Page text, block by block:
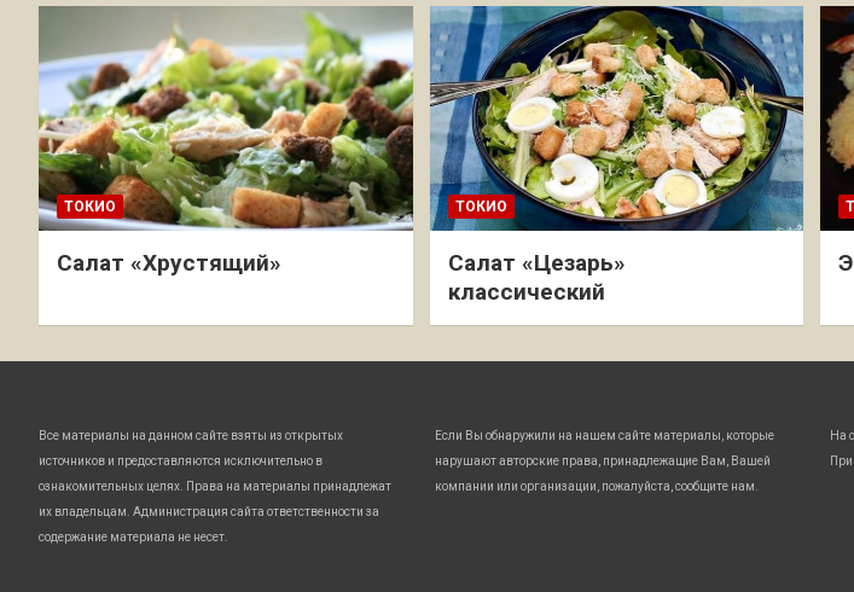
ТОКИО
Салат «Хрустящий»
ТОКИО
Салат «Цезарь»
классический
Все материалы на данном сайте взяты из открытых
источников и предоставляются исключительно в
ознакомительных целях. Права на материалы принадлежат
их владельцам. Администрация сайта ответственности за
содержание материала не несет.
Если Вы обнаружили на нашем сайте материалы, которые
нарушают авторские права, принадлежащие Вам, Вашей
компании или организации, пожалуйста, сообщите нам.
На